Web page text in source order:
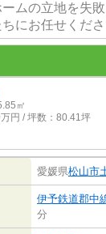
ムの立地を失敗
にお任せくださ
㎡
円 / 坪数：80.41坪
愛媛県松山市
伊予鉄道郡中
分